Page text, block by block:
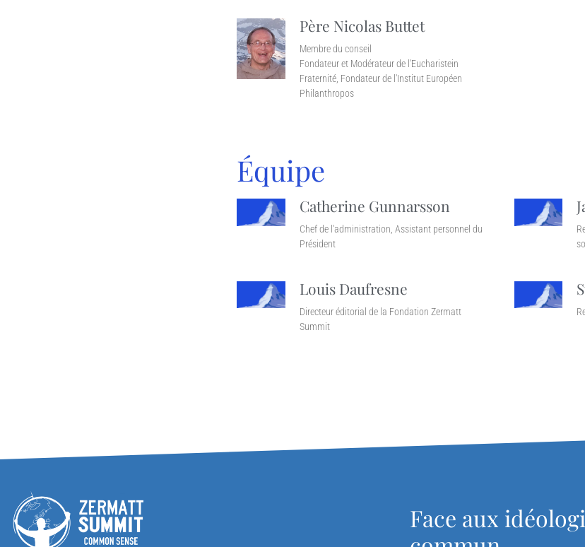
Père Nicolas Buttet
Membre du conseil
Fondateur et Modérateur de l'Eucharistein
Fraternité, Fondateur de l'Institut Européen
Philanthropos
Équipe
Catherine Gunnarsson
Chef de l'administration, Assistant personnel du
Président
Louis Daufresne
Directeur éditorial de la Fondation Zermatt
Summit
Face aux